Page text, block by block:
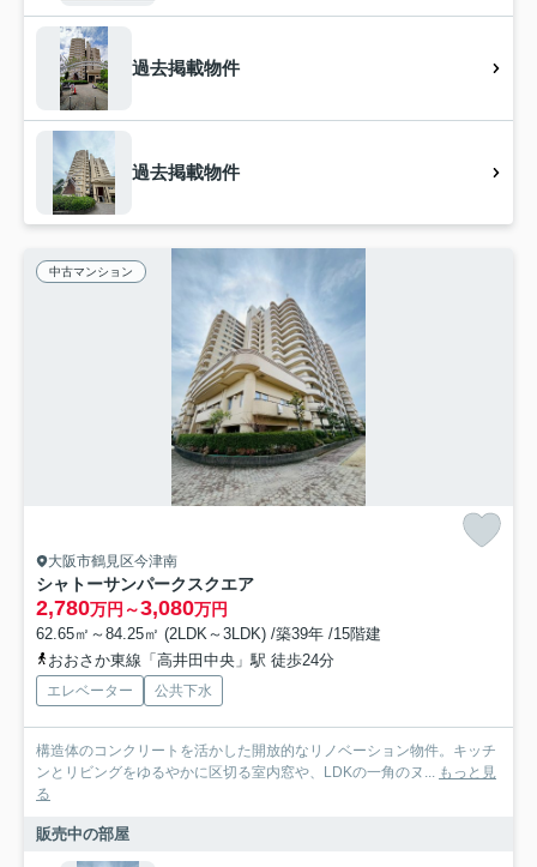
過去掲載物件
過去掲載物件
中古マンション
大阪市鶴見区今津南
シャトーサンパークスクエア
2,780万円～3,080万円
62.65㎡～84.25㎡ (2LDK～3LDK) /築39年 /15階建
おおさか東線「高井田中央」駅 徒歩24分
エレベーター 公共下水
構造体のコンクリートを活かした開放的なリノベーション物件。キッチ
ンとリビングをゆるやかに区切る室内窓や、LDKの一角のヌ... もっと見
る
販売中の部屋